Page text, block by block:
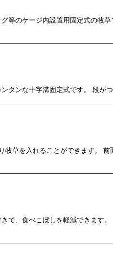
等のケージ内設置用固定式の牧
タンな十字溝固定式です。 段が
草を入れることができます。
で、食べこぼしを軽減できます